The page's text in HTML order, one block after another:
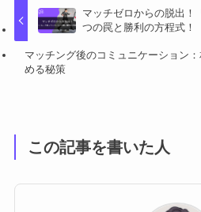
マッチゼロからの脱出！
つの罠と勝利の方程式！
マッチング後のコミュニケーション
める秘策
この記事を書いた人